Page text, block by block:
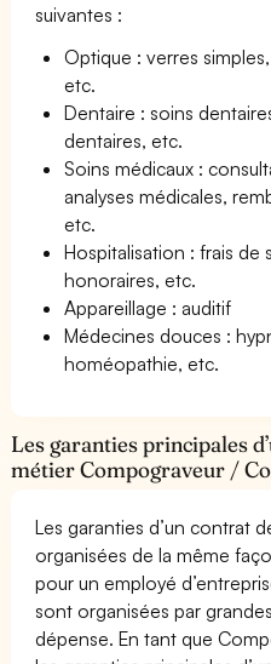
suivantes :
Optique : verres
etc.
Dentaire : soins
dentaires, etc.
Soins médicaux :
analyses médicales,
etc.
Hospitalisation : frais de
honoraires, etc.
Appareillage : auditif
Médecines douces :
homéopathie, etc.
Les garanties principales
métier Compograveur /
Les garanties d’un contrat
organisées de la même
pour un employé
sont organisées par
dépense. En tant que